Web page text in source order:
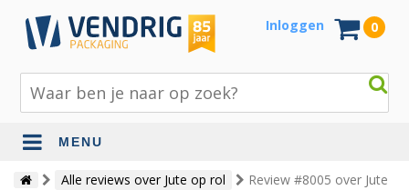
Inloggen 0
MENU
Beschermingsmateriaal
Alle reviews over Jute op rol
Review #8005 over Jute